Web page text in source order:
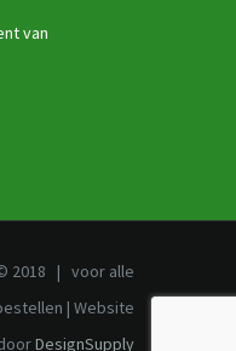
van
2018 | voor alle
| Website
DesignSupply